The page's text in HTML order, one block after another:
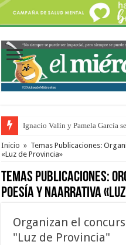
Ignacio Valín y Pamela García
Traigo el litoral en mi canción:
Inicio » Temas Publicaciones:
«Luz de Provincia»
Temas Publicaciones:
poesía y naarrativa
Organizan el
"Luz de Provincia"